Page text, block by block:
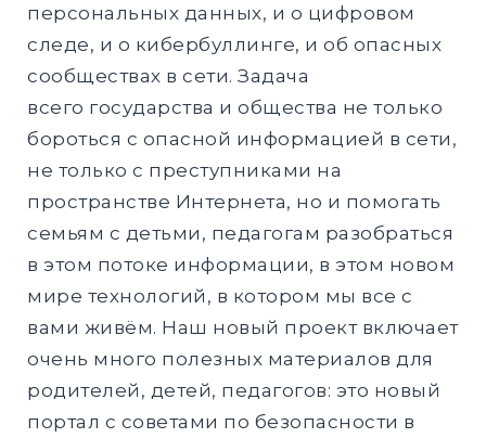
персональных данных, и о цифровом
следе, и о кибербуллинге, и об опасных
сообществах в сети. Задача
всего государства и общества не только
бороться с опасной информацией в сети,
не только с преступниками на
пространстве Интернета, но и помогать
семьям с детьми, педагогам разобраться
в этом потоке информации, в этом новом
мире технологий, в котором мы все с
вами живём. Наш новый проект включает
очень много полезных материалов для
родителей, детей, педагогов: это новый
портал с советами по безопасности в